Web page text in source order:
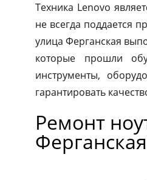
Техника Lenovo
не всегда поддается
улица Ферганская
которые прошли
инструменты,
гарантировать
Ремонт
Ферганская